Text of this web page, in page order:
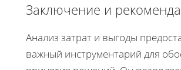
Заключение и
Анализ затрат и выгоды
важный инструментарий для